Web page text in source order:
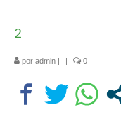
Departamentos
2
por admin | | 0